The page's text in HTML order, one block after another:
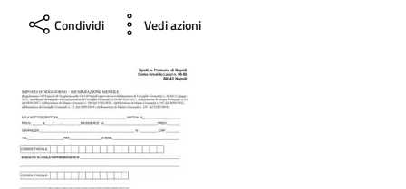
Condividi Vedi azioni